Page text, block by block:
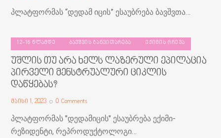
პლატფორმას “დედამ იცის” ესაუბრება ბავშვთა…
12-16 ᲬᲚᲐᲛᲓᲔ ᲑᲐᲕᲨᲕᲘᲡ ᲒᲐᲜᲕᲘᲗᲐᲠᲔᲑᲐ ᲔᲥᲘᲛᲘᲡ ᲠᲩᲔᲕᲐ
უშლის თუ არა ხელს ლაზერული ეპილაცია
პირველი მენსტრუალური ციკლის
დაწყებას?
მაისი 1, 2023 0 Comments
პლატფორმას "დედამიცის" ესაუბრება ექიმი-
რეზიდენტი, რეპროდუქტოლოგი…